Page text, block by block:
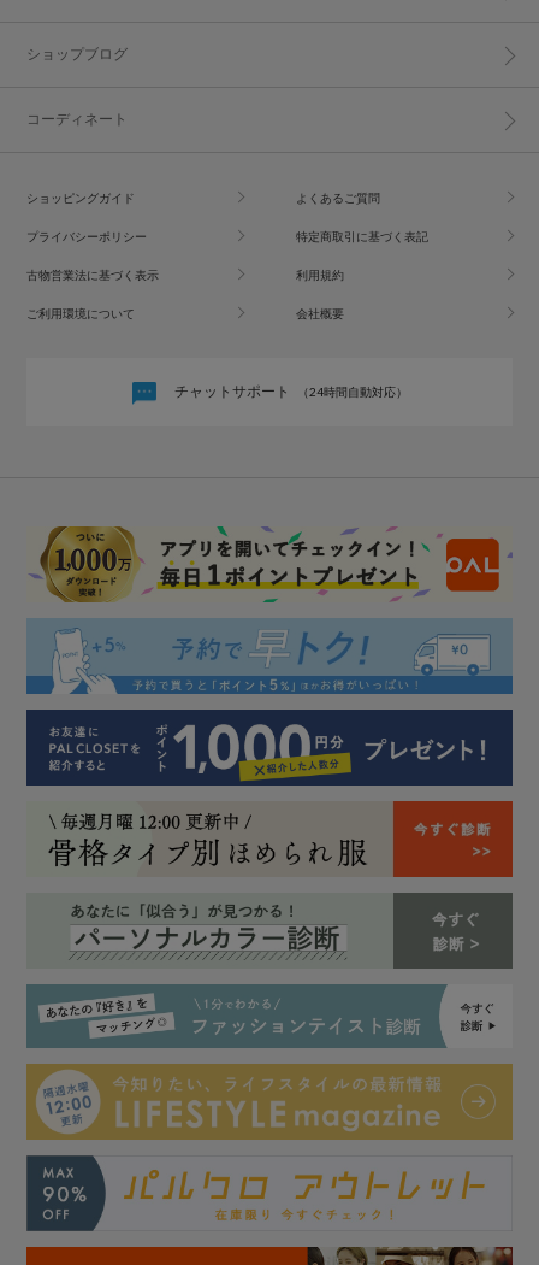
ショップブログ
コーディネート
ショッピングガイド よくあるご質問
プライバシーポリシー 特定商取引に基づく表記
古物営業法に基づく表示 利用規約
ご利用環境について 会社概要
チャットサポート （24時間自動対応）